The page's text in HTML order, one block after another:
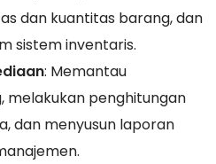
dan kuantitas barang, dan
sistem inventaris.
: Memantau
melakukan penghitungan
dan menyusun laporan